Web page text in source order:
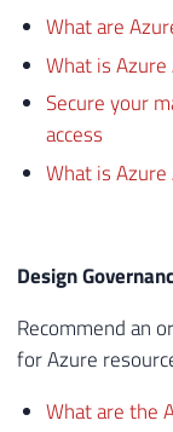
What are
What is
Secure your
access
What is
Design
Recommend an
for Azure
What are the